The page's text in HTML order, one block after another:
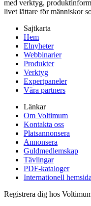
med verktyg,
livet lättare för människor
Sajtkarta
Hem
Elnyheter
Webbinarier
Produkter
Verktyg
Expertpaneler
Våra partners
Länkar
Om Voltimum
Kontakta oss
Platsannonsera
Annonsera
Guldmedlemskap
Tävlingar
PDF-kataloger
Internationell hemsida
Registrera dig hos